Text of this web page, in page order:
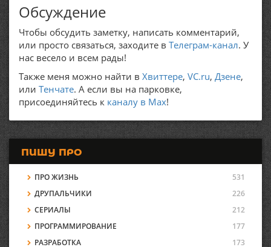
Обсуждение
Чтобы обсудить заметку, написать комментарий,
или просто связаться, заходите в Телеграм-канал. У
нас весело и всем рады!
Также меня можно найти в Хвиттере, VC.ru, Дзене,
или Тенчате. А если вы на парковке,
присоединяйтесь к каналу в Max!
ПИШУ ПРО
ПРО ЖИЗНЬ
531
ДРУПАЛЬЧИКИ
226
СЕРИАЛЫ
212
ПРОГРАММИРОВАНИЕ
177
РАЗРАБОТКА
173